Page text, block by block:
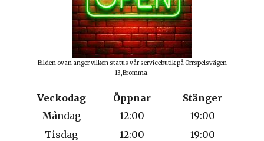
Bilden ovan anger vilken status vår servicebutik på Orrspelsvägen
13,Bromma.
Veckodag Öppnar
Stänger
Måndag
12:00
19:00
Tisdag
12:00
19:00